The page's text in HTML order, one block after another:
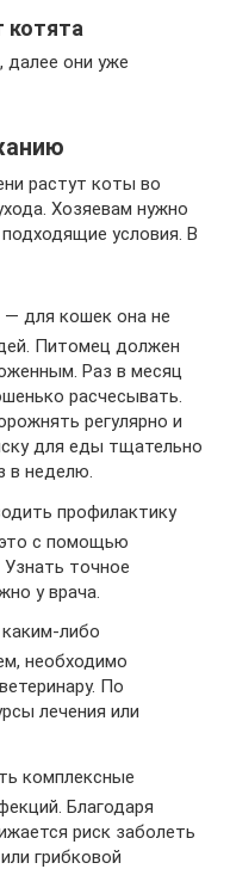
котята
далее они уже
растут коты во
Хозяевам нужно
условия. В
— для кошек она не
Питомец должен
Раз в месяц
расчесывать.
регулярно и
для еды тщательно
в неделю.
профилактику
с помощью
точное
у врача.
либо
необходимо
По
лечения или
комплексные
Благодаря
риск заболеть
грибковой